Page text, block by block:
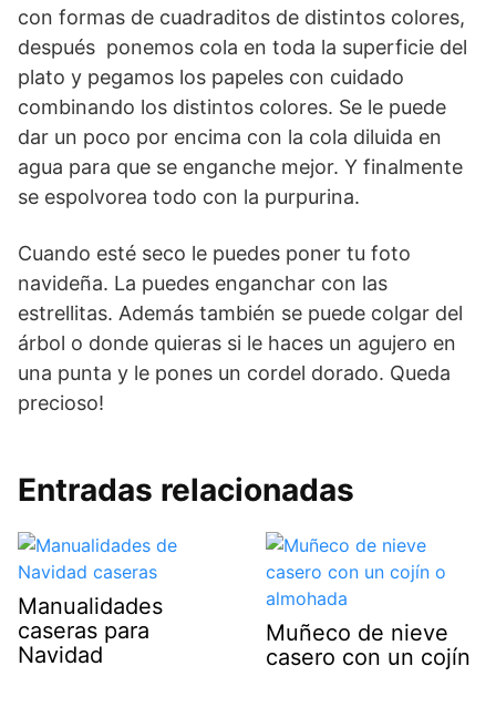
con formas de cuadraditos de distintos colores,
después ponemos cola en toda la superficie del
plato y pegamos los papeles con cuidado
combinando los distintos colores. Se le puede
dar un poco por encima con la cola diluida en
agua para que se enganche mejor. Y finalmente
se espolvorea todo con la purpurina.
Cuando esté seco le puedes poner tu foto
navideña. La puedes enganchar con las
estrellitas. Además también se puede colgar del
árbol o donde quieras si le haces un agujero en
una punta y le pones un cordel dorado. Queda
precioso!
Entradas relacionadas
Manualidades
caseras para
Navidad
Muñeco de nieve
casero con un cojín